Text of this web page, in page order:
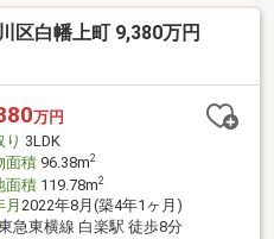
面式キッチン・納戸は窓・収
納有・カーポート有(車種によ
境・まいばすけっと東白楽
区白幡上町 9,380万円
万円
り 3LDK
面積96.38m2
面積119.78m2
月 2022年8月(築4年1ヶ月)
急東横線 白楽駅 徒歩8分